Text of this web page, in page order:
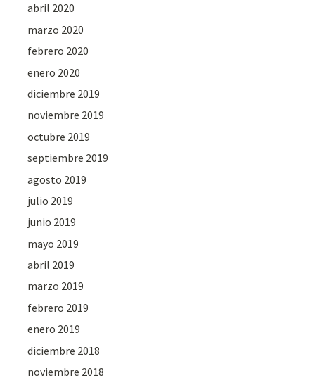
abril 2020
marzo 2020
febrero 2020
enero 2020
diciembre 2019
noviembre 2019
octubre 2019
septiembre 2019
agosto 2019
julio 2019
junio 2019
mayo 2019
abril 2019
marzo 2019
febrero 2019
enero 2019
diciembre 2018
noviembre 2018